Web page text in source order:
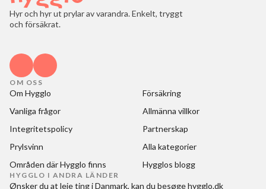
Hyr och hyr ut prylar av varandra. Enkelt, tryggt
och försäkrat.
OM OSS
Om Hygglo
Försäkring
Vanliga frågor
Allmänna villkor
Integritetspolicy
Partnerskap
Prylsvinn
Alla kategorier
Områden där Hygglo finns
Hygglos blogg
HYGGLO I ANDRA LÄNDER
Ønsker du at leje ting i Danmark, kan du besøgehygglo.dk